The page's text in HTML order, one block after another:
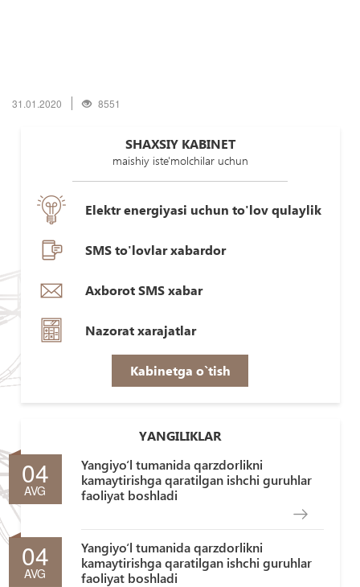
31.01.2020 8551
SHAXSIY KABINET
maishiy iste'molchilar uchun
Elektr energiyasi uchun to'lov qulaylik
SMS to'lovlar xabardor
Axborot SMS xabar
Nazorat xarajatlar
Kabinetga o`tish
YANGILIKLAR
04
AVG
Yangiyo‘l tumanida qarzdorlikni
kamaytirishga qaratilgan ishchi guruhlar
faoliyat boshladi
04
AVG
Yangiyo‘l tumanida qarzdorlikni
kamaytirishga qaratilgan ishchi guruhlar
faoliyat boshladi